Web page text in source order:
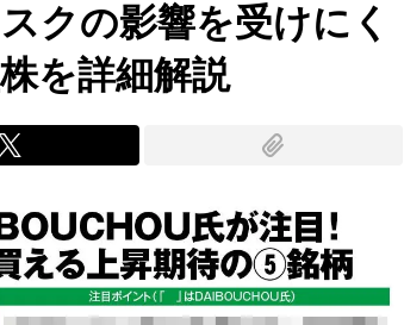
クの影響を受けにく
を詳細解説